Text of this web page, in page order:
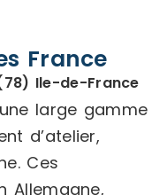
France
Ile-de-France
large gamme
d’atelier,
Ces
Allemagne,